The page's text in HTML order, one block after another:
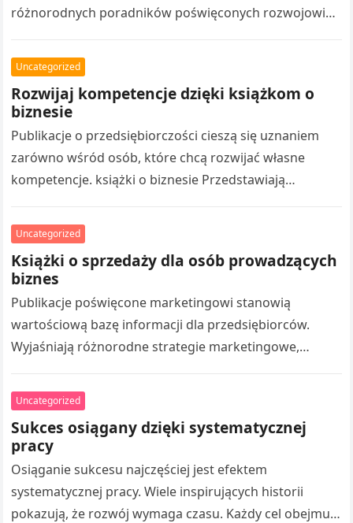
różnorodnych poradników poświęconych rozwojowi
motywacyjne, pomagają poznawać nowe zagadnienia.
Nowoczesne…
Uncategorized
Rozwijaj kompetencje dzięki książkom o
biznesie
Publikacje o przedsiębiorczości cieszą się uznaniem
zarówno wśród osób, które chcą rozwijać własne
kompetencje. książki o biznesie Przedstawiają
organizacją pracy oraz osiąganiem…
Uncategorized
Książki o sprzedaży dla osób prowadzących
biznes
Publikacje poświęcone marketingowi stanowią
wartościową bazę informacji dla przedsiębiorców.
Wyjaśniają różnorodne strategie marketingowe,
pozyskiwaniem klientów. Czytanie takich publikacji
umożliwia rozszerzaniu wiedzy z…
Uncategorized
Sukces osiągany dzięki systematycznej
pracy
Osiąganie sukcesu najczęściej jest efektem
systematycznej pracy. Wiele inspirujących historii
pokazują, że rozwój wymaga czasu. Każdy cel obejmuje